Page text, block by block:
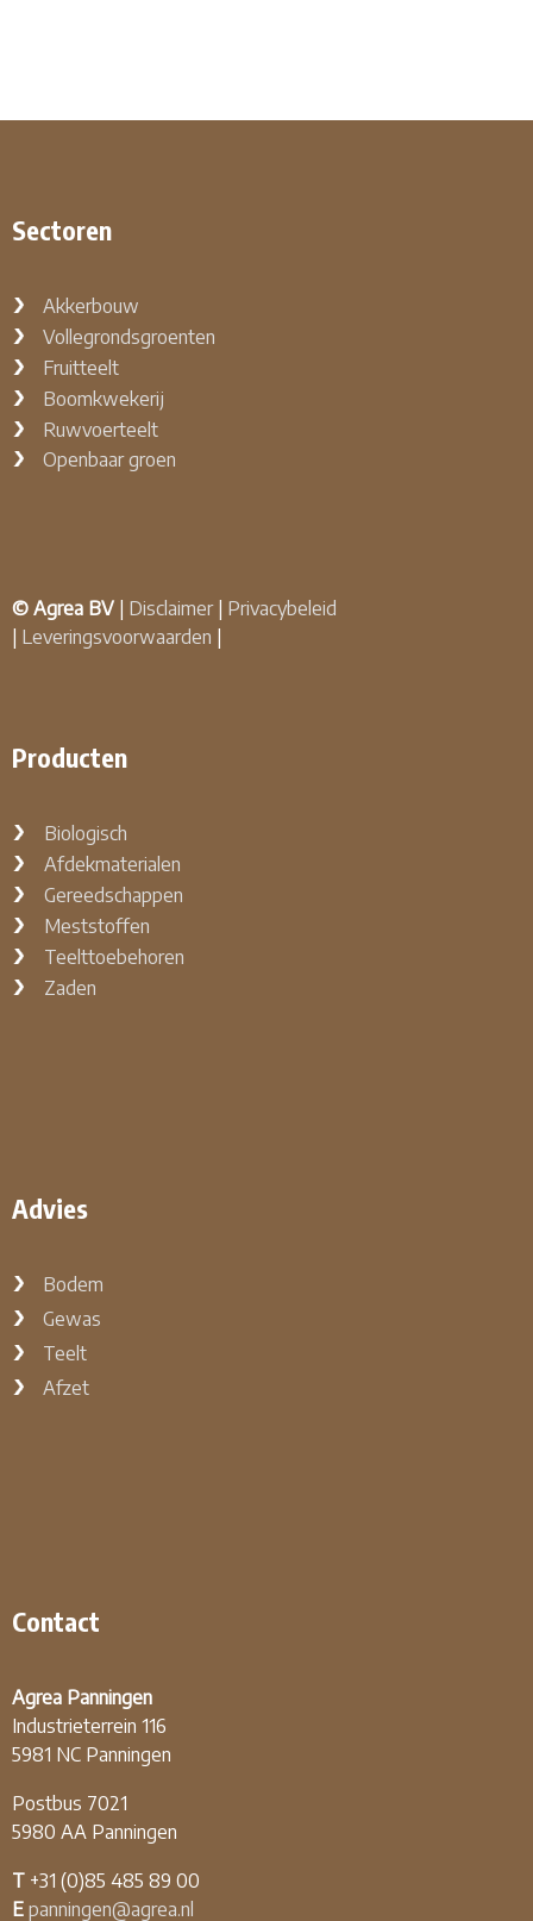
Sectoren
Akkerbouw
Vollegrondsgroenten
Fruitteelt
Boomkwekerij
Ruwvoerteelt
Openbaar groen
© Agrea BV Disclaimer| Privacybeleid
Leveringsvoorwaarden
Producten
Biologisch
Afdekmaterialen
Gereedschappen
Meststoffen
Teelttoebehoren
Zaden
Advies
Bodem
Gewas
Teelt
Afzet
Contact
Agrea Panningen
Industrieterrein 116
5981 NC Panningen
Postbus 7021
5980 AA Panningen
T +31 (0)85 485 89 00
E panningen@agrea.nl